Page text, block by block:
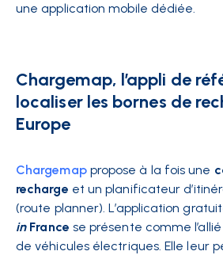
une application mobile dédiée.
Chargemap, l’appli de
localiser les bornes de
Europe
Chargemap propose à la fois une
recharge et un planificateur
(route planner). L’application
in France se présente comme
de véhicules électriques. Elle leur